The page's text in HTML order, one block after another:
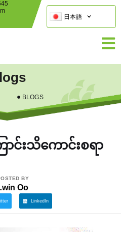
日本語
BLOGS
ာင်းသိကောင်းစရာ
BY
Oo
LinkedIn